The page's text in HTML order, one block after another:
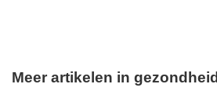
Meer artikelen in gezondheid